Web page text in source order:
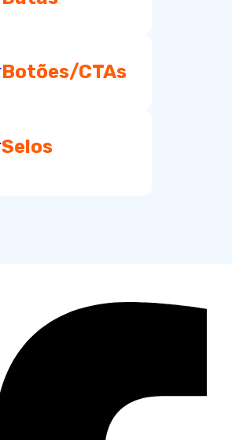
Botões/CTAs
Selos